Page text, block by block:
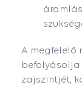
A megfelelő
befolyásolja
zajszintjét,